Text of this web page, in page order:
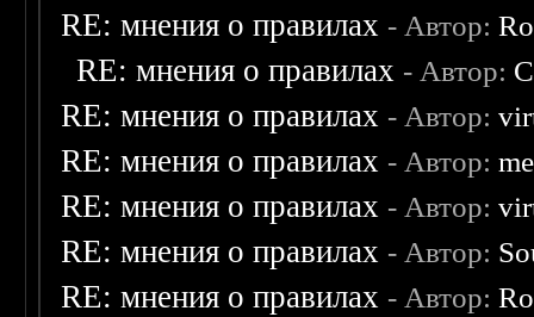
RE: мнения о правилах - Автор:
RE: мнения о правилах - Автор:
RE: мнения о правилах - Автор:
RE: мнения о правилах - Автор:
RE: мнения о правилах - Автор:
RE: мнения о правилах - Автор:
RE: мнения о правилах - Автор: